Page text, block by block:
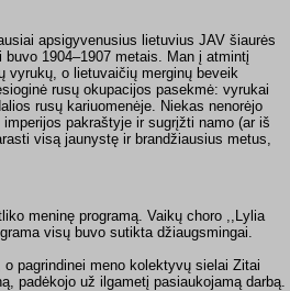
apsigyvenusius lietuvius JAV šiaurės
1904–1907 metais. Man į atmintį
vyrukų, o lietuvaičių merginų beveik
rusų okupacijos pasekmė: vyrukai
rusų kariuomenėje. Niekas nenorėjo
pakraštyje ir sugrįžti namo (ar iš
visą jaunystę ir brandžiausius metus,
meninę programą. Vaikų choro ,,Lylia
visų buvo sutikta džiaugsmingai.
pagrindinei meno kolektyvų sielai Zitai
padėkojo už ilgametį pasiaukojamą darbą.